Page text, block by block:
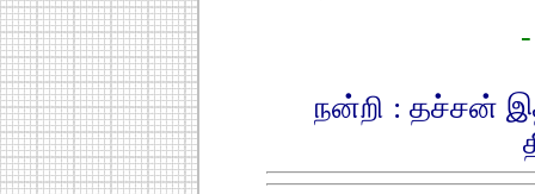
நன்றி : தச்சன்